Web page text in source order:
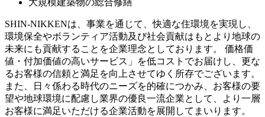
SHIN-NIKKENは、事業を通じて、快適な住環境を実現し、
環境保全やボランティア活動及び社会貢献はもとより地球の
未来にも貢献することを企業理念としております。 価格価
値・付加価値の高いサービス」を低コストでお届けし、更な
るお客様の信頼と満足を向上させてゆく所存でございます。
また、日々係わる時代のニーズを的確につかみ、お客様の要
望や地球環境に配慮し業界の優良一流企業として、より一層
お客様に満足いただける企業活動を展開してまいります。